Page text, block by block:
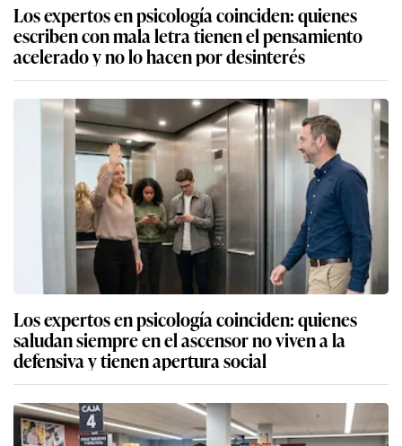
Los expertos en psicología coinciden: quienes
escriben con mala letra tienen el pensamiento
acelerado y no lo hacen por desinterés
Los expertos en psicología coinciden: quienes
saludan siempre en el ascensor no viven a la
defensiva y tienen apertura social